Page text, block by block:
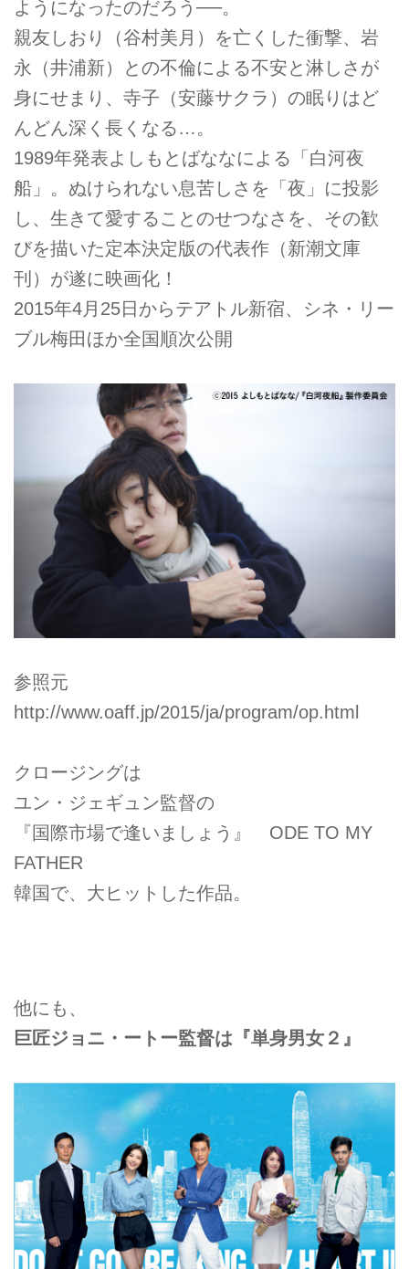
ようになったのだろう──。
親友しおり（谷村美月）を亡くした衝撃、岩
永（井浦新）との不倫による不安と淋しさが
身にせまり、寺子（安藤サクラ）の眠りはど
んどん深く長くなる…。
1989年発表よしもとばななによる「白河夜
船」。ぬけられない息苦しさを「夜」に投影
し、生きて愛することのせつなさを、その歓
びを描いた定本決定版の代表作（新潮文庫
刊）が遂に映画化！
2015年4月25日からテアトル新宿、シネ・リー
ブル梅田ほか全国順次公開
参照元
http://www.oaff.jp/2015/ja/program/op.html
クロージングは
ユン・ジェギュン監督の
『国際市場で逢いましょう』 ODE TO MY
FATHER
韓国で、大ヒットした作品。
他にも、
巨匠ジョニ・ートー監督は『単身男女２』